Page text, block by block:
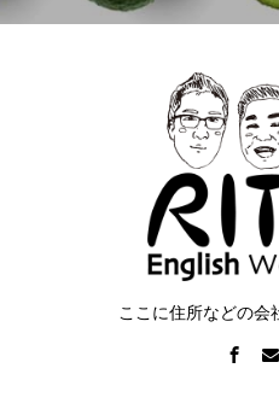
ここに住所などの会